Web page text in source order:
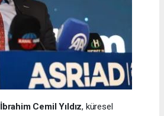
İbrahim Cemil Yıldız, küresel